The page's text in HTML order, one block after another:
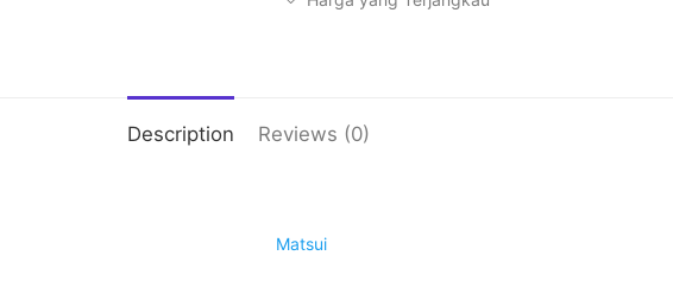
Description Reviews (0)
Matsui